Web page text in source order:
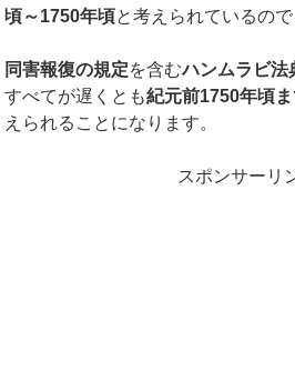
頃～1750年頃と考えられているので
同害報復の規定を含むハンムラビ法
すべてが遅くとも紀元前1750年頃
えられることになります。
スポンサーリ